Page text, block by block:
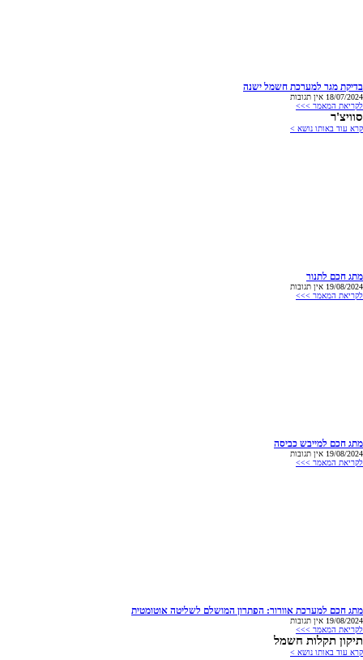
בדיקת מגר למערכת חשמל ישנה
18/07/2024 אין תגובות
לקריאת המאמר >>>
סוויצ'ר
קרא עוד באותו נושא >
מתג חכם לתנור
19/08/2024 אין תגובות
לקריאת המאמר >>>
מתג חכם למייבש כביסה
19/08/2024 אין תגובות
לקריאת המאמר >>>
מתג חכם למערכת אוורור: הפתרון המושלם לשליטה אוטומטית
19/08/2024 אין תגובות
לקריאת המאמר >>>
תיקון תקלות חשמל
קרא עוד באותו נושא >